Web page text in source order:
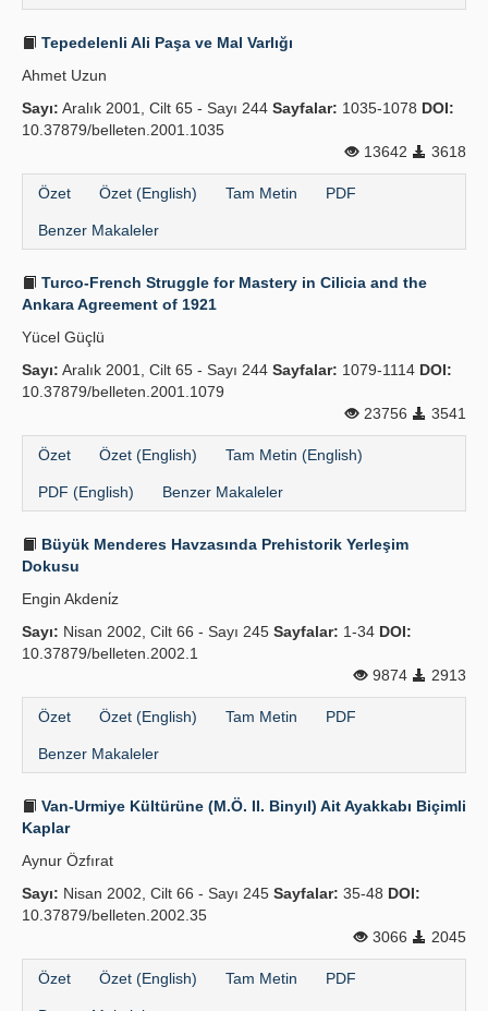
Tepedelenli Ali Paşa ve Mal Varlığı
Ahmet Uzun
Sayı: Aralık 2001, Cilt 65 - Sayı 244 Sayfalar: 1035-1078 DOI:
10.37879/belleten.2001.1035
13642
3618
Özet Özet (English) Tam Metin PDF
Benzer Makaleler
Turco-French Struggle for Mastery in Cilicia and the
Ankara Agreement of 1921
Yücel Güçlü
Sayı: Aralık 2001, Cilt 65 - Sayı 244 Sayfalar: 1079-1114 DOI:
10.37879/belleten.2001.1079
23756
3541
Özet Özet (English) Tam Metin (English)
PDF (English) Benzer Makaleler
Büyük Menderes Havzasında Prehistorik Yerleşim
Dokusu
Engin Akdeni̇z
Sayı: Nisan 2002, Cilt 66 - Sayı 245 Sayfalar: 1-34 DOI:
10.37879/belleten.2002.1
9874
2913
Özet Özet (English) Tam Metin PDF
Benzer Makaleler
Van-Urmiye Kültürüne (M.Ö. II. Binyıl) Ait Ayakkabı Biçimli
Kaplar
Aynur Özfırat
Sayı: Nisan 2002, Cilt 66 - Sayı 245 Sayfalar: 35-48 DOI:
10.37879/belleten.2002.35
3066
2045
Özet Özet (English) Tam Metin PDF